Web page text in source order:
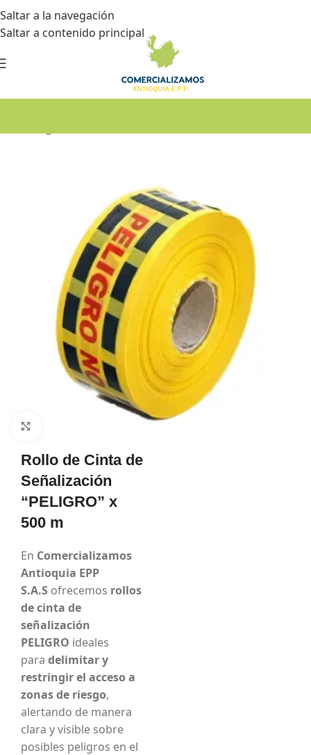
Saltar a la navegación
Saltar a contenido principal
Haga Click para agrandar
Cinta de
señalización x
Rollo de Cinta de
Señalización
“PELIGRO” x
500 m
En Comercializamos
Antioquia EPP
S.A.S ofrecemos rollos
de cinta de
señalización
PELIGRO ideales
para delimitar y
restringir el acceso a
zonas de riesgo,
alertando de manera
clara y visible sobre
posibles peligros en el